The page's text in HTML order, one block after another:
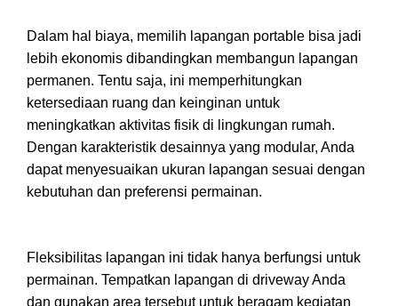
Dalam hal biaya, memilih lapangan portable bisa jadi
lebih ekonomis dibandingkan membangun lapangan
permanen. Tentu saja, ini memperhitungkan
ketersediaan ruang dan keinginan untuk
meningkatkan aktivitas fisik di lingkungan rumah.
Dengan karakteristik desainnya yang modular, Anda
dapat menyesuaikan ukuran lapangan sesuai dengan
kebutuhan dan preferensi permainan.
Fleksibilitas lapangan ini tidak hanya berfungsi untuk
permainan. Tempatkan lapangan di driveway Anda
dan gunakan area tersebut untuk beragam kegiatan